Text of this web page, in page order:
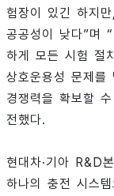
험장이 있긴 하지
공공성이 낮다”며
하게 모든 시험 절
상호운용성 문제
경쟁력을 확보할
전했다.
현대차·기아 R&D
하나의 충전 시스